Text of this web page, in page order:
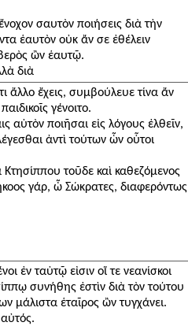
σαυτὸν ποιήσεις διὰ τὴν
ἑαυτὸν οὐκ ἄν σε ἐθέλειν
ὢν ἑαυτῷ.
διὰ
ἄλλο ἔχεις, συμβούλευε τίνα ἄν
γένοιτο.
αὐτὸν ποιῆσαι εἰς λόγους ἐλθεῖν,
ἀντὶ τούτων ὧν οὗτοι
τοῦδε καὶ καθεζόμενος
γάρ, ὦ Σώκρατες, διαφερόντως
ἐν ταὐτῷ εἰσιν οἵ τε νεανίσκοι
συνήθης ἐστὶν διὰ τὸν τούτου
μάλιστα ἑταῖρος ὢν τυγχάνει.